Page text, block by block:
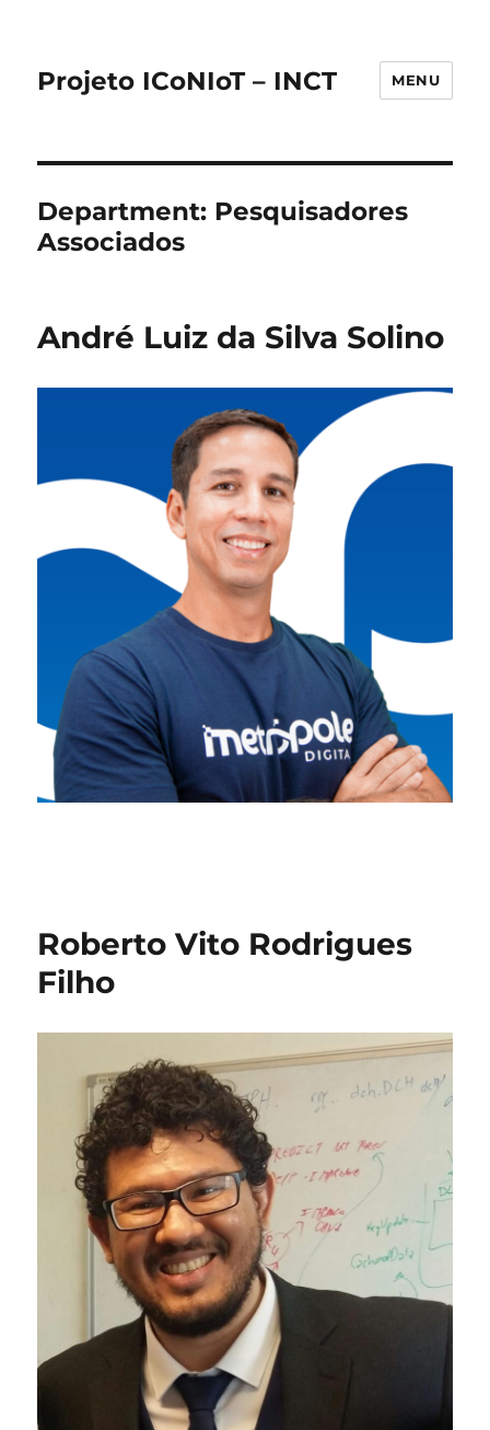
Projeto ICoNIoT – INCT MENU
Department: Pesquisadores
Associados
André Luiz da Silva Solino
Roberto Vito Rodrigues
Filho